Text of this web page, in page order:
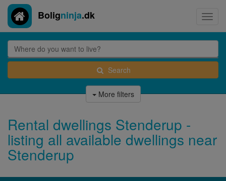
Boligninja.dk
Search
More filters
Rental dwellings Stenderup -
listing all available dwellings near
Stenderup